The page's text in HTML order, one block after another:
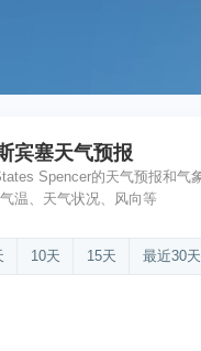
宾塞天气预报
Spencer的天气预报和气
温、天气状况、风向等
10天 15天 最近30天